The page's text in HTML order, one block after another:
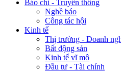
Báo chí - Truyền thông
Nghề báo
Công tác hội
Kinh tế
Thị trường - Doanh
Bất động sản
Kinh tế vĩ mô
Đầu tư - Tài chính